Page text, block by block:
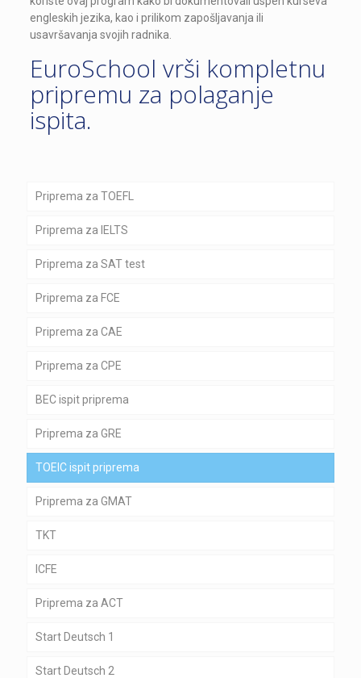
engleskih jezika, kao i prilikom zapošljavanja ili
usavršavanja svojih radnika.
EuroSchool vrši kompletnu
pripremu za polaganje
ispita.
Priprema za TOEFL
Priprema za IELTS
Priprema za SAT test
Priprema za FCE
Priprema za CAE
Priprema za CPE
BEC ispit priprema
Priprema za GRE
TOEIC ispit priprema
Priprema za GMAT
TKT
ICFE
Priprema za ACT
Start Deutsch 1
Start Deutsch 2